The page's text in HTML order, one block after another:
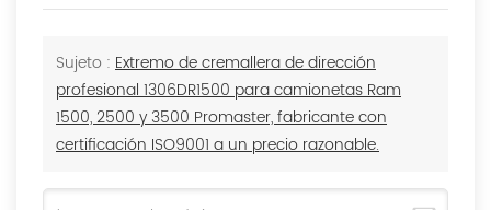
Sujeto : Extremo de cremallera de dirección
profesional 1306DR1500 para camionetas Ram
1500, 2500 y 3500 Promaster, fabricante con
certificación ISO9001 a un precio razonable.